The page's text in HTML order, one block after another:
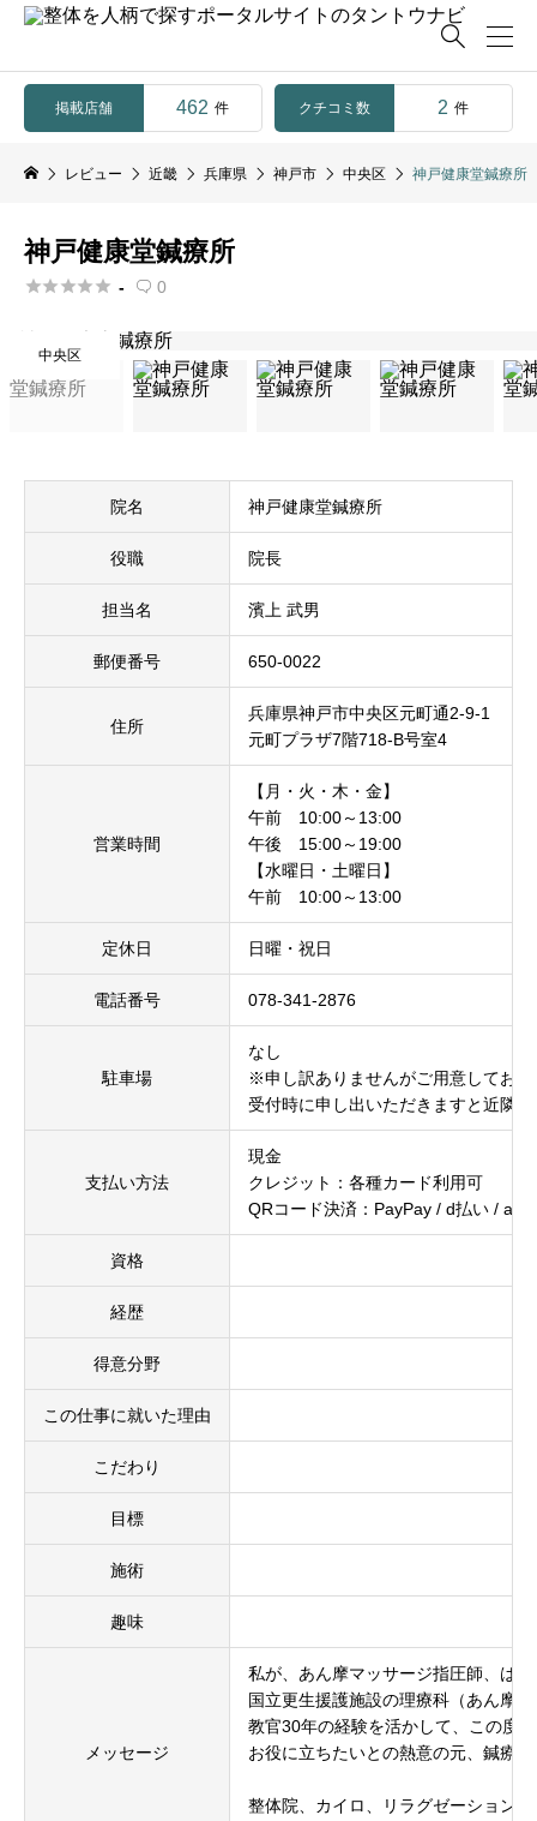

掲載店舗 462 件 クチコミ数 2 件
レビュー 近畿 兵庫県 神戸市 中央区 神戸健康堂鍼療所
神戸健康堂鍼療所
 -  0
中央区
院名 神戸健康堂鍼療所
役職 院長
担当名 濱上 武男
郵便番号 650-0022
住所
兵庫県神戸市中央区元町通2-9-1
元町プラザ7階718-B号室4
営業時間
【月・火・木・金】
午前 10:00～13:00
午後 15:00～19:00
【水曜日・土曜日】
午前 10:00～13:00
定休日 日曜・祝日
電話番号 078-341-2876
駐車場
なし
※申し訳ありませんがご用意しており
受付時に申し出いただきますと近隣
支払い方法
現金
クレジット：各種カード利用可
QRコード決済：PayPay / d払い / au
資格
経歴
得意分野
この仕事に就いた理由
こだわり
目標
施術
趣味
メッセージ
私が、あん摩マッサージ指圧師、は
国立更生援護施設の理療科（あん摩
教官30年の経験を活かして、この度
お役に立ちたいとの熱意の元、鍼療
整体院、カイロ、リラグゼーション